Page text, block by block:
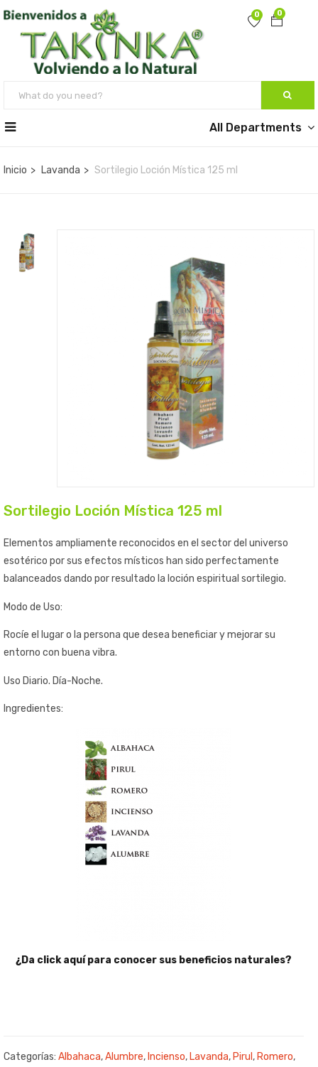
0
0
All Departments
Inicio Lavanda Sortilegio Loción Mística 125 ml
Sortilegio Loción Mística 125 ml
Elementos ampliamente reconocidos en el sector del universo
esotérico por sus efectos místicos han sido perfectamente
balanceados dando por resultado la loción espiritual sortilegio.
Modo de Uso:
Rocíe el lugar o la persona que desea beneficiar y mejorar su
entorno con buena vibra.
Uso Diario. Día-Noche.
Ingredientes:
¿Da click aquí para conocer sus beneficios naturales?
Categorías: Albahaca,Alumbre, Incienso, Lavanda, Pirul , Romero,